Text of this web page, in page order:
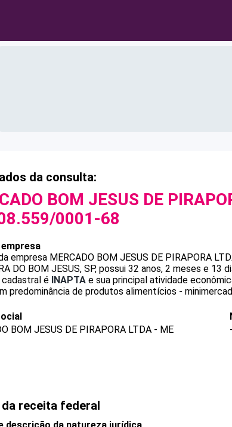
da consulta:
BOM JESUS DE
0001-68
empresa MERCADO BOM JESUS DE PIRAPORA
DO BOM JESUS, SP, possui 32 anos, 2 meses e
é INAPTA e sua principal atividade
predominância de produtos alimentícios -
BOM JESUS DE PIRAPORA LTDA - ME
-
da receita federal